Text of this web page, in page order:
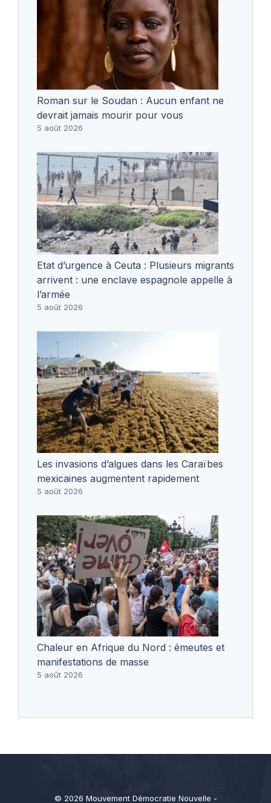
Roman sur le Soudan : Aucun enfant ne
devrait jamais mourir pour vous
5 août 2026
Etat d’urgence à Ceuta : Plusieurs migrants
arrivent : une enclave espagnole appelle à
l’armée
5 août 2026
Les invasions d’algues dans les Caraïbes
mexicaines augmentent rapidement
5 août 2026
Chaleur en Afrique du Nord : émeutes et
manifestations de masse
5 août 2026
© 2026 Mouvement Démocratie Nouvelle -